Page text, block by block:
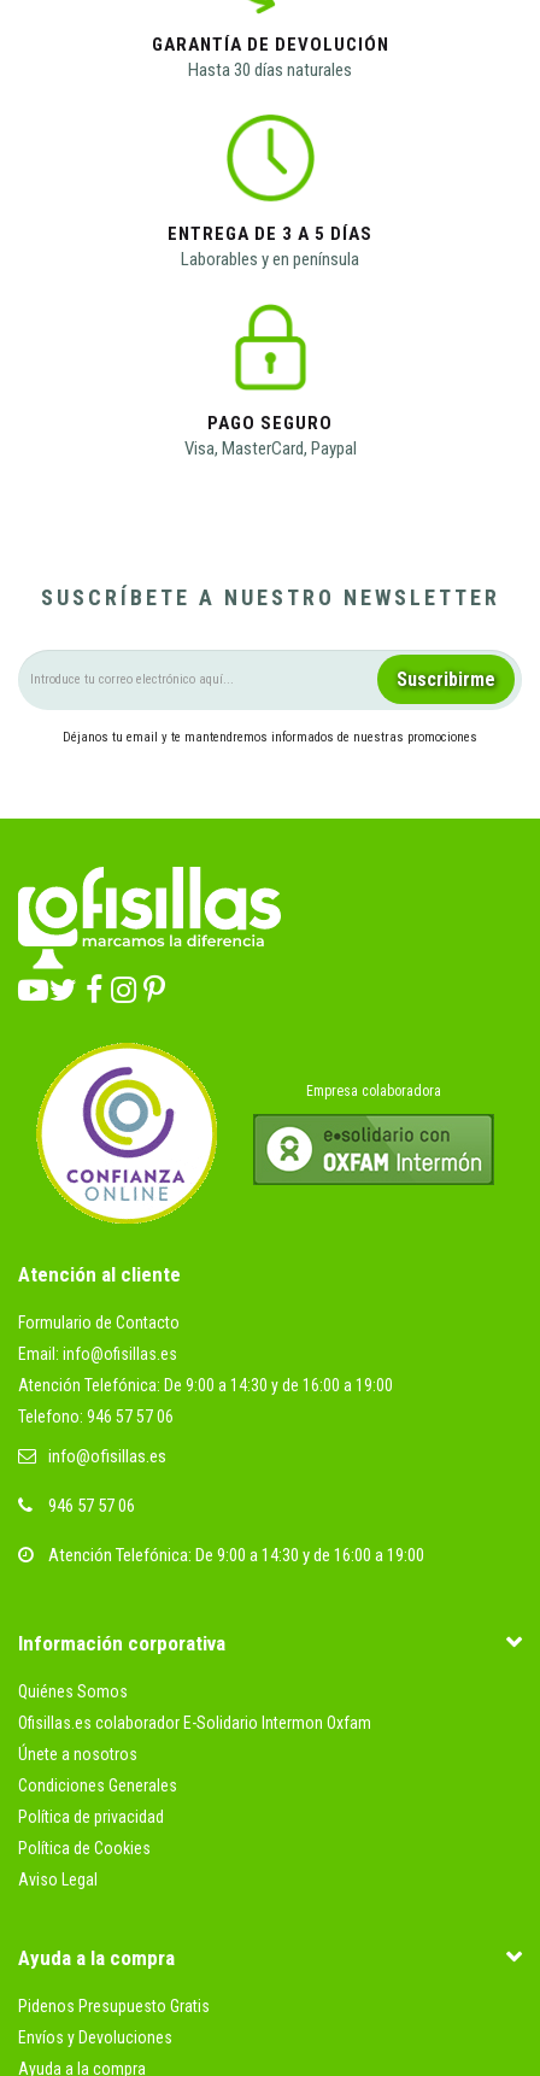
GARANTÍA DE DEVOLUCIÓN
Hasta 30 días naturales
ENTREGA DE 3 A 5 DÍAS
Laborables y en península
PAGO SEGURO
Visa, MasterCard, Paypal
SUSCRÍBETE A NUESTRO NEWSLETTER
Suscribirme
Déjanos tu email y te mantendremos informados de nuestras promociones
Empresa colaboradora
Atención al cliente
Formulario de Contacto
Email: info@ofisillas.es
Atención Telefónica: De 9:00 a 14:30 y de 16:00 a 19:00
Telefono: 946 57 57 06
info@ofisillas.es
946 57 57 06
Atención Telefónica: De 9:00 a 14:30 y de 16:00 a 19:00
Información corporativa
Quiénes Somos
Ofisillas.es colaborador E-Solidario Intermon Oxfam
Únete a nosotros
Condiciones Generales
Política de privacidad
Política de Cookies
Aviso Legal
Ayuda a la compra
Pidenos Presupuesto Gratis
Envíos y Devoluciones
Ayuda a la compra